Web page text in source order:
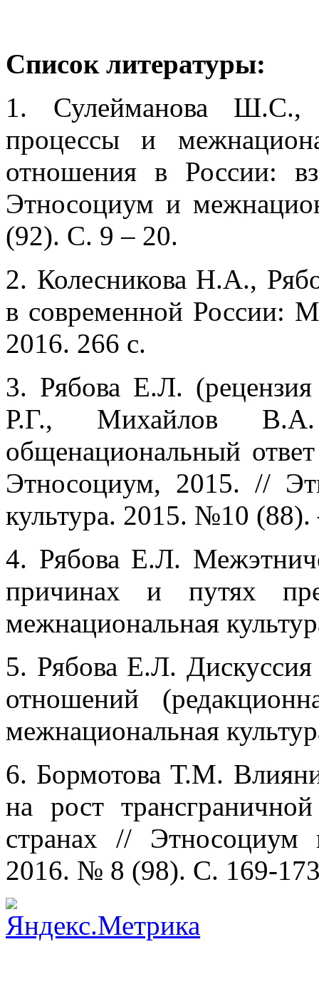
Список литературы:
1. Сулейманова Ш.С.,
процессы и
отношения в России:
Этносоциум и
(92). С. 9 – 20.
2. Колесникова Н.А.,
в современной России:
2016. 266 с.
3. Рябова Е.Л.
Р.Г., Михайлов
общенациональный
Этносоциум, 2015. //
культура. 2015. №10
4. Рябова Е.Л.
причинах и путях
межнациональная
5. Рябова Е.Л.
отношений
межнациональная
6. Бормотова Т.М.
на рост
странах // Этносоциум
2016. № 8 (98). С. 169-